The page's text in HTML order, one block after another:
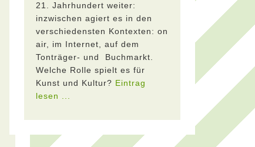
21. Jahrhundert weiter:
inzwischen agiert es in den
verschiedensten Kontexten: on
air, im Internet, auf dem
Tonträger- und Buchmarkt.
Welche Rolle spielt es für
Kunst und Kultur? Eintrag
lesen ...